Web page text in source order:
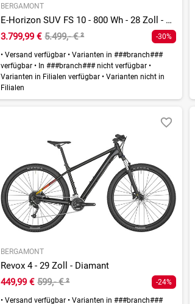
BERGAMONT
E-Horizon SUV FS 10 - 800 Wh - 28 Zoll - Fully
3.799,99 € 5.499,- €² -30%
• Versand verfügbar• Varianten in ###branch###
verfügbar• In ###branch### nicht verfügbar•
Varianten in Filialen verfügbar• Varianten nicht in
Filialen
BERGAMONT
Revox 4 - 29 Zoll - Diamant
449,99 € 599,- €² -24%
• Versand verfügbar• Varianten in ###branch###